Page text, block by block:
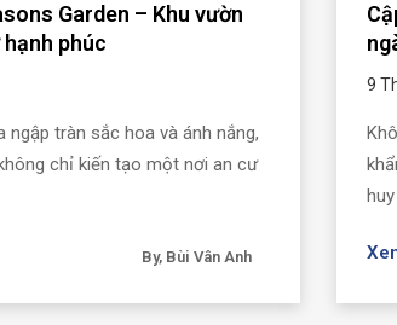
Garden – Khu vườn
phúc
ngập tràn sắc hoa và ánh nắng,
chỉ kiến tạo một nơi an cư
By, Bùi Vân Anh
9